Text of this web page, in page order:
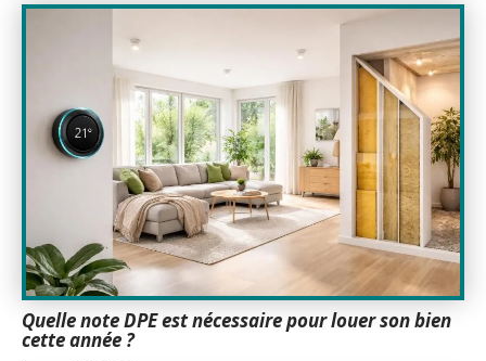
Quelle note DPE est nécessaire pour louer son bien
cette année ?